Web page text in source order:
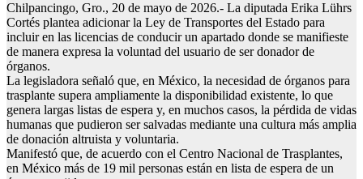
Chilpancingo, Gro., 20 de mayo de 2026.- La diputada Erika Lührs
Cortés plantea adicionar la Ley de Transportes del Estado para
incluir en las licencias de conducir un apartado donde se manifieste
de manera expresa la voluntad del usuario de ser donador de
órganos.
La legisladora señaló que, en México, la necesidad de órganos para
trasplante supera ampliamente la disponibilidad existente, lo que
genera largas listas de espera y, en muchos casos, la pérdida de vidas
humanas que pudieron ser salvadas mediante una cultura más amplia
de donación altruista y voluntaria.
Manifestó que, de acuerdo con el Centro Nacional de Trasplantes,
en México más de 19 mil personas están en lista de espera de un